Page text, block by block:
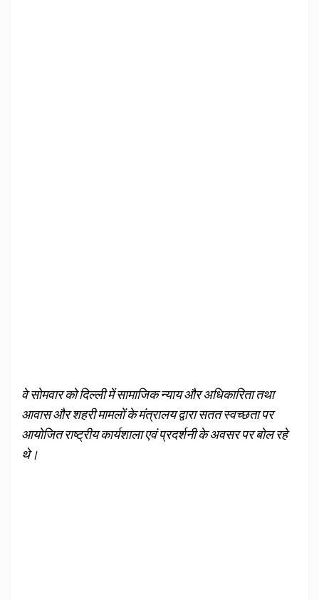
वे सोमवार को दिल्‍ली में सामाजिक न्‍याय और अधिकारिता तथा
आवास और शहरी मामलों के मंत्रालय द्वारा सतत स्‍वच्‍छता पर
आयोजित राष्‍ट्रीय कार्यशाला एवं प्रदर्शनी के अवसर पर बोल रहे
थे।